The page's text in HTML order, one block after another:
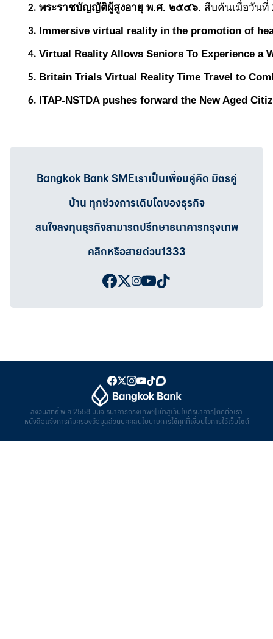
พระราชบัญญัติผู้สูงอายุ พ.ศ. ๒๕๔๖. สืบค้นเมื่อวันที่
Immersive virtual reality in the promotion of
Virtual Reality Allows Seniors To Experience a
Britain Trials Virtual Reality Time Travel to
ITAP-NSTDA pushes forward the New Aged
Bangkok Bank SMEเราเป็นเพื่อนคู่คิด มิตรคู่
บ้าน ทุกช่วงการเติบโตของธุรกิจ
สนใจลงทุนธุรกิจสามารถปรึกษาธนาคารกรุงเทพ
คลิกหรือสายด่วน1333
สงวนสิทธิ์ พ.ศ.2558 บมจ.ธนาคารกรุงเทพฯ เข้าสู่เว็บไซต์ธนาคาร ติดต่อเรา
หนังสือแจ้งการคุ้มครองข้อมูลส่วนบุคคลนโยบายการใช้คุกกี้เงื่อนไขการใช้เว็บไซต์